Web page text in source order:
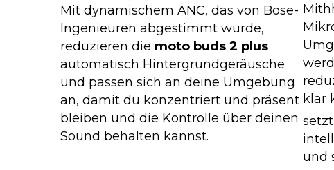
Mit dynamischem ANC, das von Bose-
Ingenieuren abgestimmt wurde,
reduzieren die moto buds 2 plus
automatisch Hintergrundgeräusche
und passen sich an deine Umgebung
an, damit du konzentriert und präsent
bleiben und die Kontrolle über deinen
Sound behalten kannst.
klar
und